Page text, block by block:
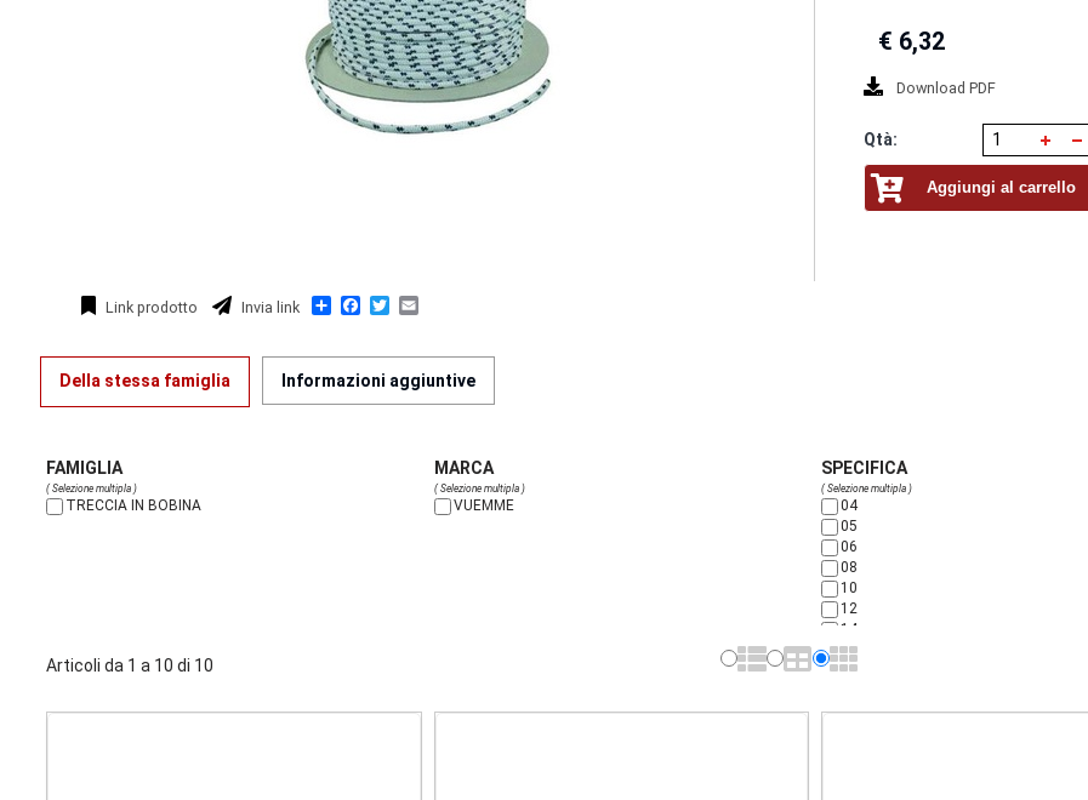
Download PDF
€ 6,32
Qtà:
Aggiungi al carrello
Link prodotto Invia link Condividi
Facebook
Twitter
Email
Della stessa famiglia Informazioni aggiuntive
FAMIGLIA
( Selezione multipla )
TRECCIA IN BOBINA
MARCA
( Selezione multipla )
VUEMME
SPECIFICA
( Selezione multipla )
04
05
06
08
10
12
14
16
18
Articoli da 1 a 10 di 10